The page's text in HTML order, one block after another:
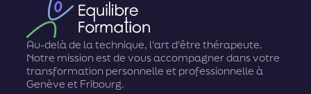
Au-delà de la technique, l'art d'être thérapeute.
Notre mission est de vous accompagner dans votre
transformation personnelle et professionnelle à
Genève et Fribourg.